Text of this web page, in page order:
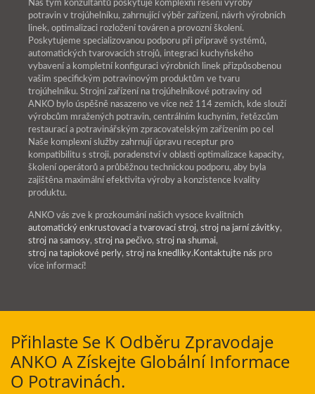
Náš tým konzultantů poskytuje komplexní řešení výroby
potravin v trojúhelníku, zahrnující výběr zařízení, návrh výrobních
linek, optimalizaci rozložení továren a provozní školení.
Poskytujeme specializovanou podporu při přípravě systémů,
automatických tvarovacích strojů, integraci kuchyňského
vybavení a kompletní konfiguraci výrobních linek přizpůsobenou
vašim specifickým potravinovým produktům ve tvaru
trojúhelníku. Strojní zařízení na trojúhelníkové potraviny od
ANKO bylo úspěšně nasazeno ve více než 114 zemích, kde slouží
výrobcům mražených potravin, centrálním kuchyním, řetězcům
restaurací a potravinářským zpracovatelským zařízením po cel
Naše komplexní služby zahrnují úpravu receptur pro
kompatibilitu s stroji, poradenství v oblasti optimalizace kapacity,
školení operátorů a průběžnou technickou podporu, aby byla
zajištěna maximální efektivita výroby a konzistence kvality
produktu.
ANKO vás zve k prozkoumání našich vysoce kvalitních
automatický enkrustovací a tvarovací stroj, stroj na jarní závitky,
stroj na samosy, stroj na pečivo, stroj na shumai,
stroj na tapiokové perly, stroj na knedlíky.Kontaktujte nás pro
více informací!
Přihlaste Se K Odběru Zpravodaje
ANKO A Získejte Globální Informace
O Potravinách.